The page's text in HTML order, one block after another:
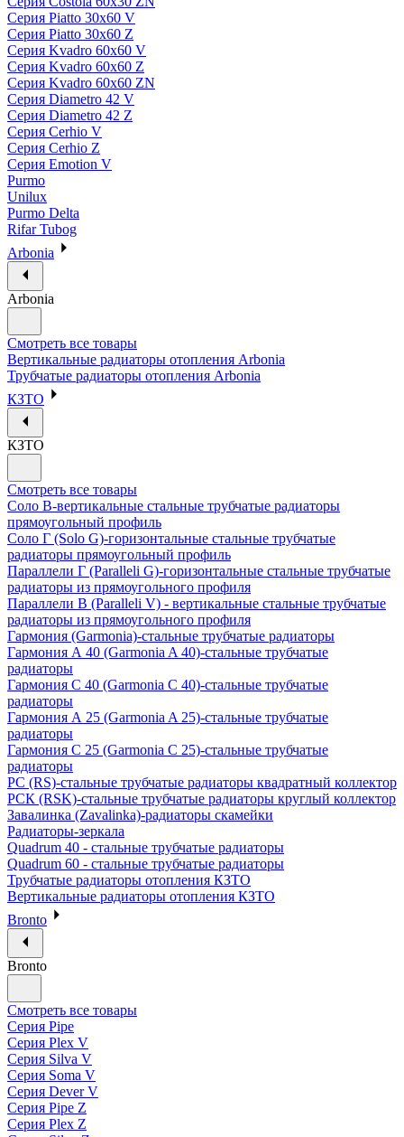
Серия Piatto 30х60 V
Серия Piatto 30х60 Z
Серия Kvadro 60х60 V
Серия Kvadro 60х60 Z
Серия Kvadro 60х60 ZN
Серия Diametro 42 V
Серия Diametro 42 Z
Серия Cerhio V
Серия Cerhio Z
Серия Emotion V
Purmo
Unilux
Purmo Delta
Rifar Tubog
Arbonia
Arbonia
Смотреть все товары
Вертикальные радиаторы отопления Arbonia
Трубчатые радиаторы отопления Arbonia
КЗТО
КЗТО
Смотреть все товары
Соло В-вертикальные стальные трубчатые радиаторы
прямоугольный профиль
Соло Г (Solo G)-горизонтальные стальные трубчатые
радиаторы прямоугольный профиль
Параллели Г (Paralleli G)-горизонтальные стальные трубчатые
радиаторы из прямоугольного профиля
Параллели В (Paralleli V) - вертикальные стальные трубчатые
радиаторы из прямоугольного профиля
Гармония (Garmonia)-стальные трубчатые радиаторы
Гармония А 40 (Garmonia A 40)-стальные трубчатые
радиаторы
Гармония С 40 (Garmonia C 40)-стальные трубчатые
радиаторы
Гармония А 25 (Garmonia A 25)-стальные трубчатые
радиаторы
Гармония С 25 (Garmonia C 25)-стальные трубчатые
радиаторы
РС (RS)-стальные трубчатые радиаторы квадратный коллектор
РСК (RSK)-стальные трубчатые радиаторы круглый коллектор
Завалинка (Zavalinka)-радиаторы скамейки
Радиаторы-зеркала
Quadrum 40 - стальные трубчатые радиаторы
Quadrum 60 - стальные трубчатые радиаторы
Трубчатые радиаторы отопления КЗТО
Вертикальные радиаторы отопления КЗТО
Bronto
Bronto
Смотреть все товары
Серия Pipe
Серия Plex V
Серия Silva V
Серия Soma V
Серия Dever V
Серия Pipe Z
Серия Plex Z